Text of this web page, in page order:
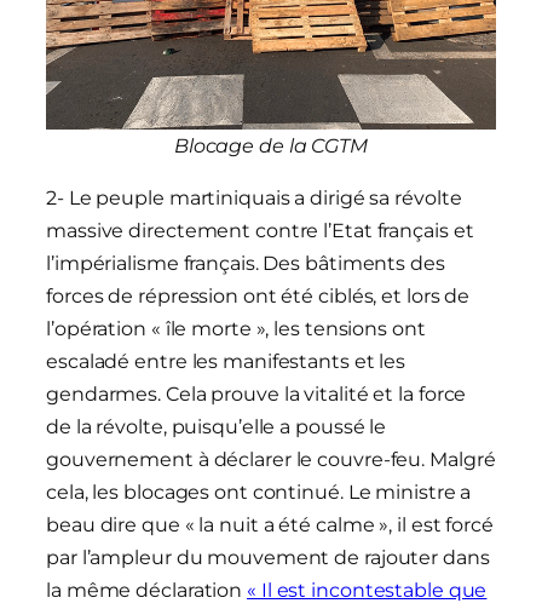
Blocage de la CGTM
2- Le peuple martiniquais a dirigé sa révolte
massive directement contre l’Etat français et
l’impérialisme français. Des bâtiments des
forces de répression ont été ciblés, et lors de
l’opération « île morte », les tensions ont
escaladé entre les manifestants et les
gendarmes. Cela prouve la vitalité et la force
de la révolte, puisqu’elle a poussé le
gouvernement à déclarer le couvre-feu. Malgré
cela, les blocages ont continué. Le ministre a
beau dire que « la nuit a été calme », il est forcé
par l’ampleur du mouvement de rajouter dans
la même déclaration « Il est incontestable que